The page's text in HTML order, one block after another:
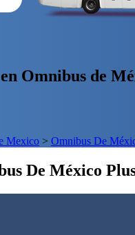
Omnibus de
Mexico > Omnibus De
De México